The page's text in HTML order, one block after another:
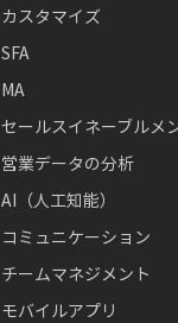
カスタマイズ
SFA
MA
セールスイネーブルメ
営業データの分析
AI（人工知能）
コミュニケーション
チームマネジメント
モバイルアプリ